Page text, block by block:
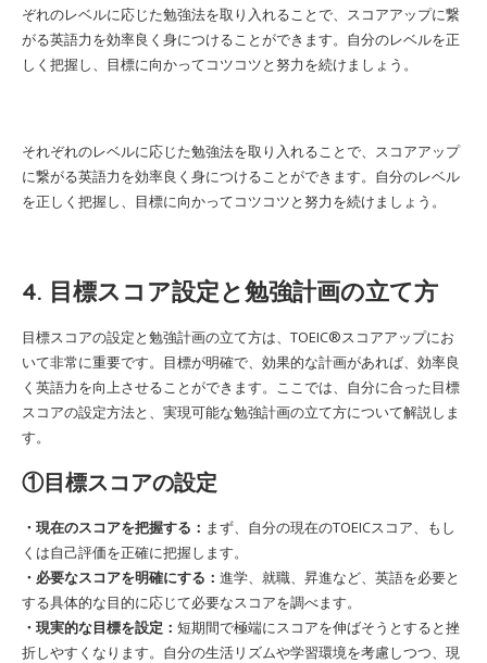
ぞれのレベルに応じた勉強法を取り入れることで、スコアアップに繋
がる英語力を効率良く身につけることができます。自分のレベルを正
しく把握し、目標に向かってコツコツと努力を続けましょう。
それぞれのレベルに応じた勉強法を取り入れることで、スコアアップ
に繋がる英語力を効率良く身につけることができます。自分のレベル
を正しく把握し、目標に向かってコツコツと努力を続けましょう。
4. 目標スコア設定と勉強計画の立て方
目標スコアの設定と勉強計画の立て方は、TOEIC®スコアアップにお
いて非常に重要です。目標が明確で、効果的な計画があれば、効率良
く英語力を向上させることができます。ここでは、自分に合った目標
スコアの設定方法と、実現可能な勉強計画の立て方について解説しま
す。
①目標スコアの設定
・現在のスコアを把握する： まず、自分の現在のTOEICスコア、もし
くは自己評価を正確に把握します。
・必要なスコアを明確にする： 進学、就職、昇進など、英語を必要と
する具体的な目的に応じて必要なスコアを調べます。
・現実的な目標を設定： 短期間で極端にスコアを伸ばそうとすると挫
折しやすくなります。自分の生活リズムや学習環境を考慮しつつ、現